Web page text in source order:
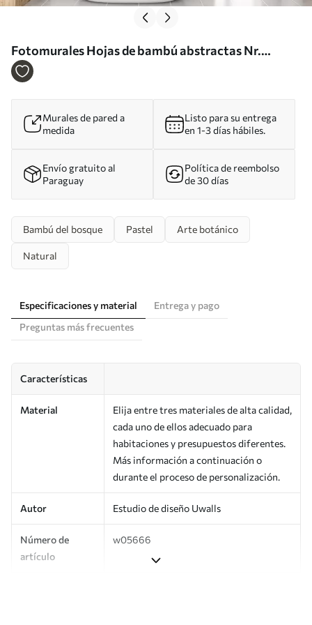
Fotomurales Hojas de bambú abstractas Nr.
w05666
Murales de pared a
medida
Listo para su entrega
en 1-3 días hábiles.
Envío gratuito al
Paraguay
Política de reembolso
de 30 días
Bambú del bosque Pastel Arte botánico
Natural
Especificaciones y material
Entrega y pago
Preguntas más frecuentes
Características
Material
Elija entre tres materiales de alta calidad,
cada uno de ellos adecuado para
habitaciones y presupuestos diferentes.
Más información a continuación o
durante el proceso de personalización.
Autor Estudio de diseño Uwalls
Número de
artículo
w05666